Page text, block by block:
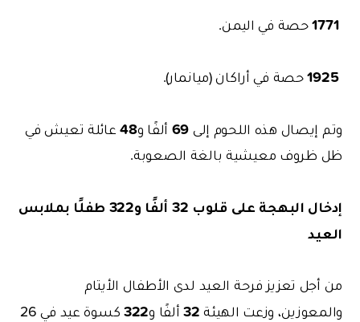
1771حصة في اليمن.
1925حصة في أراكان (ميانمار).
وتم إيصال هذه اللحوم إلى 69 ألفًا و48 عائلة تعيش في
ظل ظروف معيشية بالغة الصعوبة.
إدخال البهجة على قلوب 32 ألفًا و322 طفلًا بملابس
العيد
من أجل تعزيز فرحة العيد لدى الأطفال الأيتام
والمعوزين، وزعت الهيئة 32 ألفًا و322 كسوة
عيد في 26